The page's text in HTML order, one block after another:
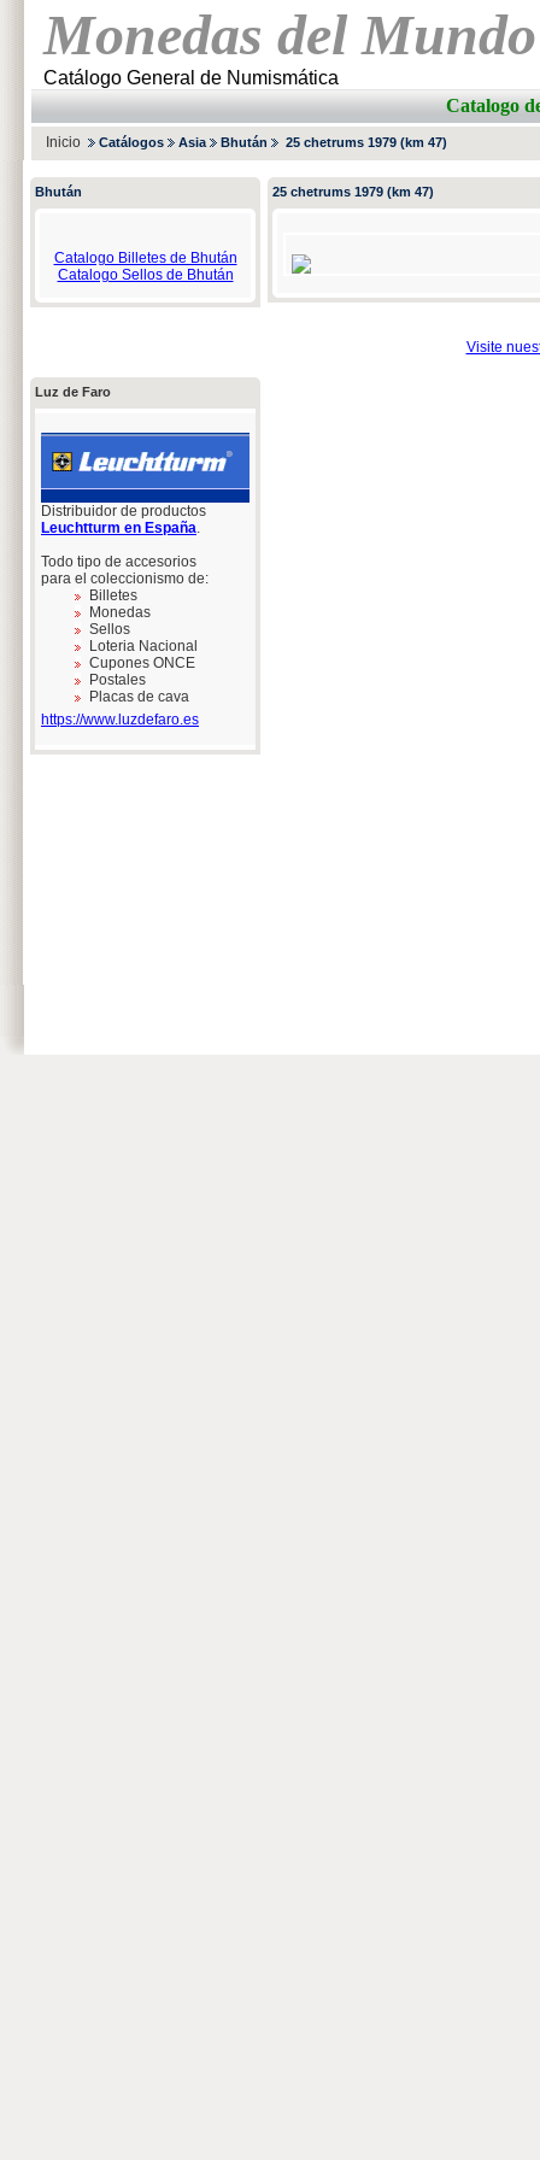
Monedas del Mundo
Catálogo General de Numismática
Catalogo
Inicio Catálogos Asia Bhután 25 chetrums 1979 (km 47)
Bhután
Catalogo Billetes de Bhután
Catalogo Sellos de Bhután
Luz de Faro
Distribuidor de productos
Leuchtturm en España.
Todo tipo de accesorios
para el coleccionismo de:
Billetes
Monedas
Sellos
Loteria Nacional
Cupones ONCE
Postales
Placas de cava
https://www.luzdefaro.es
25 chetrums 1979 (km 47)
Visite